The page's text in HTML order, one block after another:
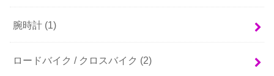
腕時計 (1)
ロードバイク / クロスバイク (2)